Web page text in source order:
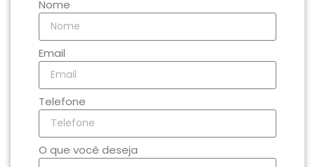
Nome
Email
Telefone
O que você deseja